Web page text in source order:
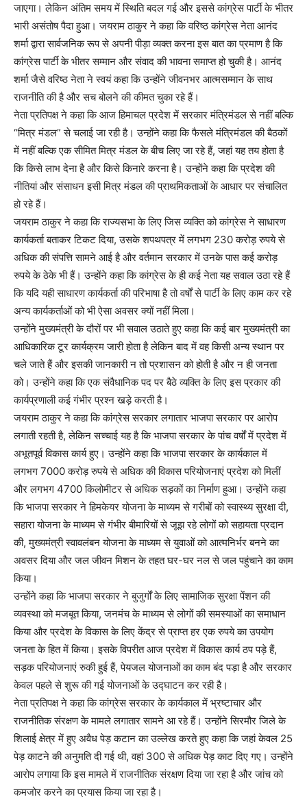
जाएगा। लेकिन अंतिम समय में स्थिति बदल गई और इससे कांग्रेस पार्टी के भीतर
भारी असंतोष पैदा हुआ। जयराम ठाकुर ने कहा कि वरिष्ठ कांग्रेस नेता आनंद
शर्मा द्वारा सार्वजनिक रूप से अपनी पीड़ा व्यक्त करना इस बात का प्रमाण है कि
कांग्रेस पार्टी के भीतर सम्मान और संवाद की भावना समाप्त हो चुकी है। आनंद
शर्मा जैसे वरिष्ठ नेता ने स्वयं कहा कि उन्होंने जीवनभर आत्मसम्मान के साथ
राजनीति की है और सच बोलने की कीमत चुका रहे हैं।
नेता प्रतिपक्ष ने कहा कि आज हिमाचल प्रदेश में सरकार मंत्रिमंडल से नहीं बल्कि
“मित्र मंडल” से चलाई जा रही है। उन्होंने कहा कि फैसले मंत्रिमंडल की बैठकों
में नहीं बल्कि एक सीमित मित्र मंडल के बीच लिए जा रहे हैं, जहां यह तय होता है
कि किसे लाभ देना है और किसे किनारे करना है। उन्होंने कहा कि प्रदेश की
नीतियां और संसाधन इसी मित्र मंडल की प्राथमिकताओं के आधार पर संचालित
हो रहे हैं।
जयराम ठाकुर ने कहा कि राज्यसभा के लिए जिस व्यक्ति को कांग्रेस ने साधारण
कार्यकर्ता बताकर टिकट दिया, उसके शपथपत्र में लगभग 230 करोड़ रुपये से
अधिक की संपत्ति सामने आई है और वर्तमान सरकार में उनके पास कई करोड़
रुपये के ठेके भी हैं। उन्होंने कहा कि कांग्रेस के ही कई नेता यह सवाल उठा रहे हैं
कि यदि यही साधारण कार्यकर्ता की परिभाषा है तो वर्षों से पार्टी के लिए काम कर रहे
अन्य कार्यकर्ताओं को भी ऐसा अवसर क्यों नहीं मिला।
उन्होंने मुख्यमंत्री के दौरों पर भी सवाल उठाते हुए कहा कि कई बार मुख्यमंत्री का
आधिकारिक टूर कार्यक्रम जारी होता है लेकिन बाद में वह किसी अन्य स्थान पर
चले जाते हैं और इसकी जानकारी न तो प्रशासन को होती है और न ही जनता
को। उन्होंने कहा कि एक संवैधानिक पद पर बैठे व्यक्ति के लिए इस प्रकार की
कार्यप्रणाली कई गंभीर प्रश्न खड़े करती है।
जयराम ठाकुर ने कहा कि कांग्रेस सरकार लगातार भाजपा सरकार पर आरोप
लगाती रहती है, लेकिन सच्चाई यह है कि भाजपा सरकार के पांच वर्षों में प्रदेश में
अभूतपूर्व विकास कार्य हुए। उन्होंने कहा कि भाजपा सरकार के कार्यकाल में
लगभग 7000 करोड़ रुपये से अधिक की विकास परियोजनाएं प्रदेश को मिलीं
और लगभग 4700 किलोमीटर से अधिक सड़कों का निर्माण हुआ। उन्होंने कहा
कि भाजपा सरकार ने हिमकेयर योजना के माध्यम से गरीबों को स्वास्थ्य सुरक्षा दी,
सहारा योजना के माध्यम से गंभीर बीमारियों से जूझ रहे लोगों को सहायता प्रदान
की, मुख्यमंत्री स्वावलंबन योजना के माध्यम से युवाओं को आत्मनिर्भर बनने का
अवसर दिया और जल जीवन मिशन के तहत घर-घर नल से जल पहुंचाने का काम
किया।
उन्होंने कहा कि भाजपा सरकार ने बुजुर्गों के लिए सामाजिक सुरक्षा पेंशन की
व्यवस्था को मजबूत किया, जनमंच के माध्यम से लोगों की समस्याओं का समाधान
किया और प्रदेश के विकास के लिए केंद्र से प्राप्त हर एक रुपये का उपयोग
जनता के हित में किया। इसके विपरीत आज प्रदेश में विकास कार्य ठप पड़े हैं,
सड़क परियोजनाएं रुकी हुई हैं, पेयजल योजनाओं का काम बंद पड़ा है और सरकार
केवल पहले से शुरू की गई योजनाओं के उद्घाटन कर रही है।
नेता प्रतिपक्ष ने कहा कि कांग्रेस सरकार के कार्यकाल में भ्रष्टाचार और
राजनीतिक संरक्षण के मामले लगातार सामने आ रहे हैं। उन्होंने सिरमौर जिले के
शिलाई क्षेत्र में हुए अवैध पेड़ कटान का उल्लेख करते हुए कहा कि जहां केवल 25
पेड़ काटने की अनुमति दी गई थी, वहां 300 से अधिक पेड़ काट दिए गए। उन्होंने
आरोप लगाया कि इस मामले में राजनीतिक संरक्षण दिया जा रहा है और जांच को
कमजोर करने का प्रयास किया जा रहा है।